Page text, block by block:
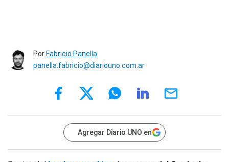
Por Fabricio Panella
panella.fabricio@diariouno.com.ar
Agregar Diario UNO en